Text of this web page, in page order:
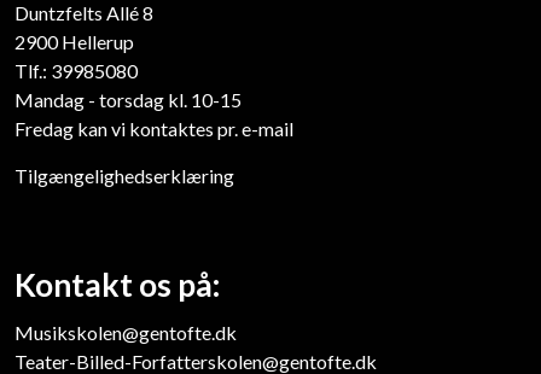
Duntzfelts Allé 8
​2900 Hellerup
Tlf.: 39985080
Mandag - torsdag kl. 10-15
Fredag kan vi kontaktes pr. e-mail
Tilgængelighedserklæring
Kontakt os på:
Musikskolen@gentofte.dk
Teater-Billed-Forfatterskolen@gentofte.dk